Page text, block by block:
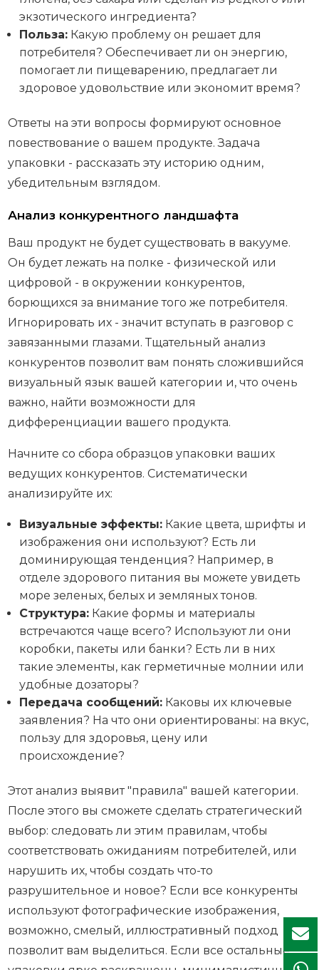
экзотического ингредиента?
Польза: Какую проблему он решает для
потребителя? Обеспечивает ли он энергию,
помогает ли пищеварению, предлагает ли
здоровое удовольствие или экономит время?
Ответы на эти вопросы формируют основное
повествование о вашем продукте. Задача
упаковки - рассказать эту историю одним,
убедительным взглядом.
Анализ конкурентного ландшафта
Ваш продукт не будет существовать в вакууме.
Он будет лежать на полке - физической или
цифровой - в окружении конкурентов,
борющихся за внимание того же потребителя.
Игнорировать их - значит вступать в разговор с
завязанными глазами. Тщательный анализ
конкурентов позволит вам понять сложившийся
визуальный язык вашей категории и, что очень
важно, найти возможности для
дифференциации вашего продукта.
Начните со сбора образцов упаковки ваших
ведущих конкурентов. Систематически
анализируйте их:
Визуальные эффекты: Какие цвета, шрифты и
изображения они используют? Есть ли
доминирующая тенденция? Например, в
отделе здорового питания вы можете увидеть
море зеленых, белых и земляных тонов.
Структура: Какие формы и материалы
встречаются чаще всего? Используют ли они
коробки, пакеты или банки? Есть ли в них
такие элементы, как герметичные молнии или
удобные дозаторы?
Передача сообщений: Каковы их ключевые
заявления? На что они ориентированы: на вкус,
пользу для здоровья, цену или
происхождение?
Этот анализ выявит "правила" вашей категории.
После этого вы сможете сделать стратегический
выбор: следовать ли этим правилам, чтобы
соответствовать ожиданиям потребителей, или
нарушить их, чтобы создать что-то
разрушительное и новое? Если все конкуренты
используют фотографические изображения,
возможно, смелый, иллюстративный подход
позволит вам выделиться. Если все остальные